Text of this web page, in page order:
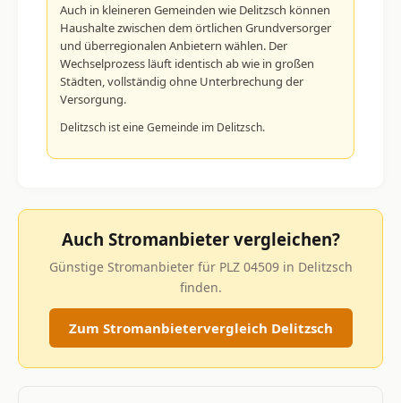
Auch in kleineren Gemeinden wie Delitzsch können
Haushalte zwischen dem örtlichen Grundversorger
und überregionalen Anbietern wählen. Der
Wechselprozess läuft identisch ab wie in großen
Städten, vollständig ohne Unterbrechung der
Versorgung.
Delitzsch ist eine Gemeinde im Delitzsch.
Auch Stromanbieter vergleichen?
Günstige Stromanbieter für PLZ 04509 in Delitzsch
finden.
Zum Stromanbietervergleich Delitzsch